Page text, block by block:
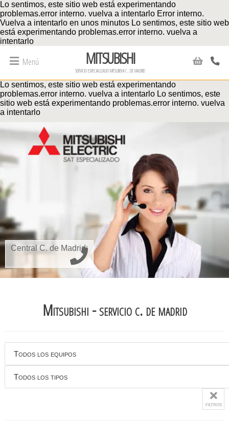
Lo sentimos, este sitio web está experimentando
problemas.error interno. vuelva a intentarlo Error interno.
Vuelva a intentarlo en unos minutos Lo sentimos, este sitio web
está experimentando problemas.error interno. vuelva a
intentarlo
Menú MITSUBISHI
servicio especializado mitsubishi c. de madrid
Lo sentimos, este sitio web está experimentando
problemas.error interno. vuelva a intentarlo Lo sentimos, este
sitio web está experimentando problemas.error interno. vuelva
a intentarlo
Central C. de Madrid:
Mitsubishi - servicio c. de madrid
filtros